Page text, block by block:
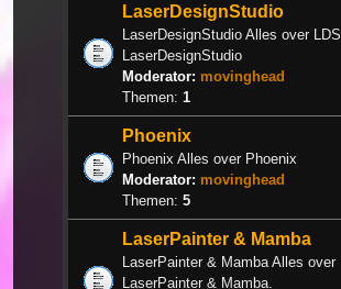
LaserDesignStudio
LaserDesignStudio Alles over LDS
LaserDesignStudio
Moderator: movinghead
Themen: 1
Phoenix
Phoenix Alles over Phoenix
Moderator: movinghead
Themen: 5
LaserPainter & Mamba
LaserPainter & Mamba Alles over
LaserPainter & Mamba.